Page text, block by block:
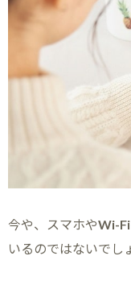
今や、スマホやWi-
いるのではないでし